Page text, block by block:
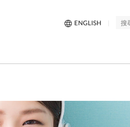
ENGLISH 搜